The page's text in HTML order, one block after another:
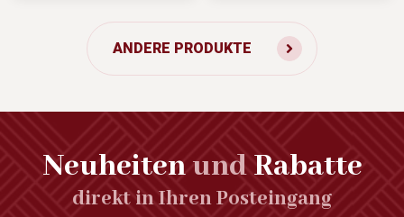
ANDERE PRODUKTE
NeuheitenundRabatte
direkt in Ihren Posteingang